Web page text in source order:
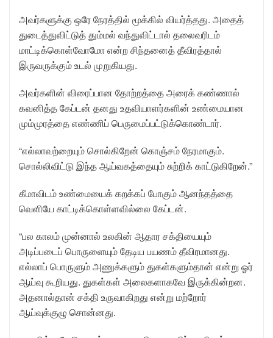
அவர்களுக்கு ஒரே நேரத்தில் மூக்கில் வியர்த்தது. அதைத்
துடைத்துவிட்டுத் தும்மல் வந்துவிட்டால் தலைவரிடம்
மாட்டிக்கொள்வோமோ என்ற சிந்தனைத் தீவிரத்தால்
இருவருக்கும் உடல் முறுகியது.
அவர்களின் விரைப்பான தோற்றத்தை அரைக் கண்ணால்
கவனித்த கேப்டன் தனது உதவியாளர்களின் உண்மையான
மும்முரத்தை எண்ணிப் பெருமைப்பட்டுக்கொண்டார்.
“எல்லாவற்றையும் சொல்கிறேன் கொஞ்சம் நேரமாகும்.
சொல்லிவிட்டு இந்த ஆய்வகத்தையும் சுற்றிக் காட்டுகிறேன்.”
கீமாவிடம் உண்மையைக் கறக்கப் போகும் ஆனந்தத்தை
வெளியே காட்டிக்கொள்ளவில்லை கேப்டன்.
“பல காலம் முன்னால் உலகின் ஆதார சக்தியையும்
அடிப்படைப் பொருளையும் தேடிய பயணம் தீவிரமானது.
எல்லாப் பொருளும் அணுக்களும் துகள்களும்தான் என்று ஓர்
ஆய்வு கூறியது. துகள்கள் அலைகளாகவே இருக்கின்றன.
அதனால்தான் சக்தி உருவாகிறது என்று மற்றோர்
ஆய்வுக்குழு சொன்னது.